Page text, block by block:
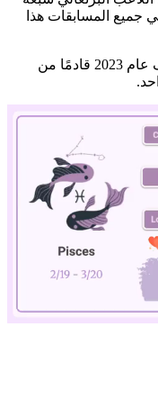
في جميع المسابقات هذا
جواو فيليكس انضم إلى برشلونة في صيف عام 2023 قادمًا من